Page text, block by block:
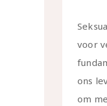
voor
ons
om